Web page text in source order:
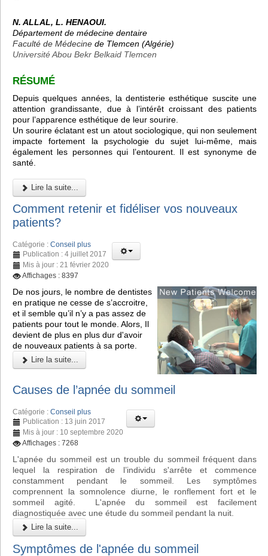
N. ALLAL, L. HENAOUI.
Département de médecine dentaire
Faculté de Médecine de Tlemcen (Algérie)
Université Abou Bekr Belkaid Tlemcen
RÉSUMÉ
Depuis quelques années, la dentisterie esthétique suscite une
attention grandissante, due à l’intérêt croissant des patients
pour l’apparence esthétique de leur sourire.
Un sourire éclatant est un atout sociologique, qui non seulement
impacte fortement la psychologie du sujet lui-même, mais
également les personnes qui l’entourent. Il est synonyme de
santé.
Lire la suite...
Comment retenir et fidéliser vos nouveaux
patients?
Catégorie : Conseil plus
Publication : 4 juillet 2017
Mis à jour : 21 février 2020
Affichages : 8397
De nos jours, le nombre de dentistes
en pratique ne cesse de s’accroitre,
et il semble qu’il n’y a pas assez de
patients pour tout le monde. Alors, Il
devient de plus en plus dur d'avoir
de nouveaux patients à sa porte.
Lire la suite...
Causes de l’apnée du sommeil
Catégorie : Conseil plus
Publication : 13 juin 2017
Mis à jour : 10 septembre 2020
Affichages : 7268
L'apnée du sommeil est un trouble du sommeil fréquent dans
lequel la respiration de l’individu s'arrête et commence
constamment pendant le sommeil. Les symptômes
comprennent la somnolence diurne, le ronflement fort et le
sommeil agité. L'apnée du sommeil est facilement
diagnostiquée avec une étude du sommeil pendant la nuit.
Lire la suite...
Symptômes de l'apnée du sommeil